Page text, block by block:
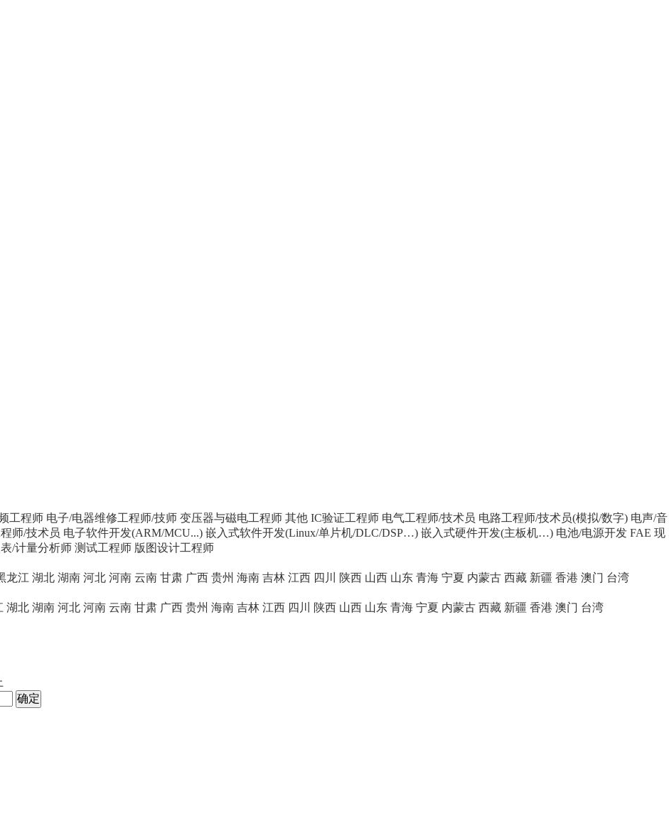
工程师 电子/电器维修工程师/技师 变压器与磁电工程师 其他 IC验证工程师 电气工程师/技术员 电路工程师/技术员(模拟/数字) 电声/音
师/技术员 电子软件开发(ARM/MCU...) 嵌入式软件开发(Linux/单片机/DLC/DSP…) 嵌入式硬件开发(主板机…) 电池/电源开发 FAE 现
/计量分析师 测试工程师 版图设计工程师
龙江 湖北 湖南 河北 河南 云南 甘肃 广西 贵州 海南 吉林 江西 四川 陕西 山西 山东 青海 宁夏 内蒙古 西藏 新疆 香港 澳门 台湾
湖北 湖南 河北 河南 云南 甘肃 广西 贵州 海南 吉林 江西 四川 陕西 山西 山东 青海 宁夏 内蒙古 西藏 新疆 香港 澳门 台湾